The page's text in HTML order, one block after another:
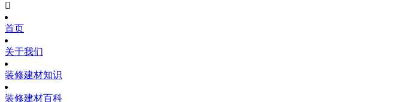

首页
关于我们
装修建材知识
装修建材百科